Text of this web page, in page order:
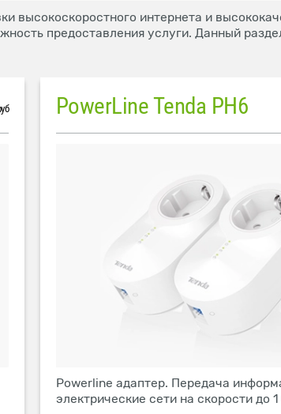
высокоскоростного интернета и
предоставления услуги. Данный
PowerLine Tenda PH6
Powerline адаптер. Передача
электрические сети на скорости до